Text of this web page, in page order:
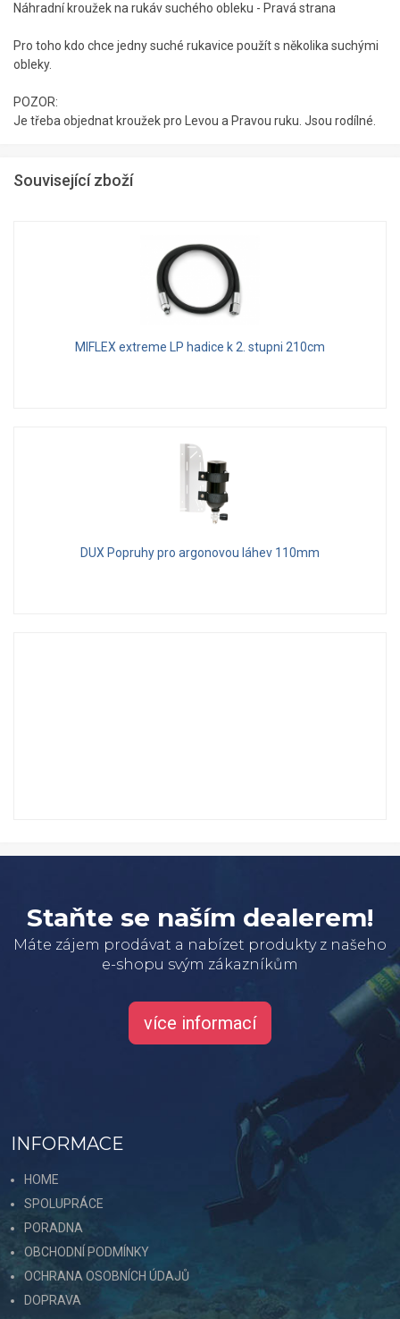
Náhradní kroužek na rukáv suchého obleku - Pravá strana
Pro toho kdo chce jedny suché rukavice použít s několika suchými
obleky.
POZOR:
Je třeba objednat kroužek pro Levou a Pravou ruku. Jsou rodílné.
Související zboží
MIFLEX extreme LP hadice k 2. stupni 210cm
DUX Popruhy pro argonovou láhev 110mm
Staňte se naším dealerem!
Máte zájem prodávat a nabízet produkty z našeho
e-shopu svým zákazníkům
více informací
INFORMACE
HOME
SPOLUPRÁCE
PORADNA
OBCHODNÍ PODMÍNKY
OCHRANA OSOBNÍCH ÚDAJŮ
DOPRAVA